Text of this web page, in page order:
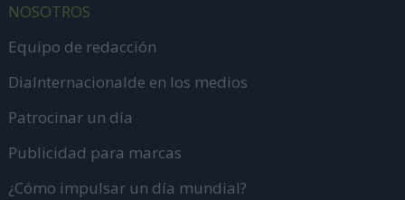
NOSOTROS
Equipo de redacción
DiaInternacionalde en los medios
Patrocinar un día
Publicidad para marcas
¿Cómo impulsar un día mundial?